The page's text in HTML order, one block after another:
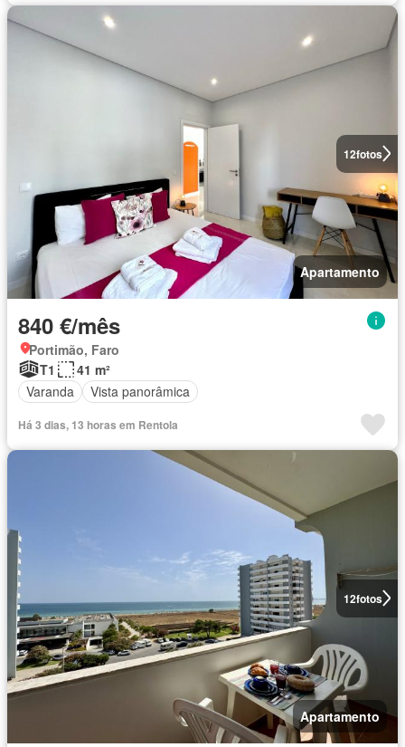
12fotos
Apartamento
840 €/mês
Portimão, Faro
T1
41 m²
Varanda
Vista panorâmica
Há 3 dias, 13 horas em Rentola
12fotos
Apartamento